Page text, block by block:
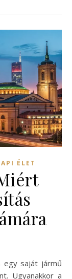
ÉLET
Ugyanakkor a